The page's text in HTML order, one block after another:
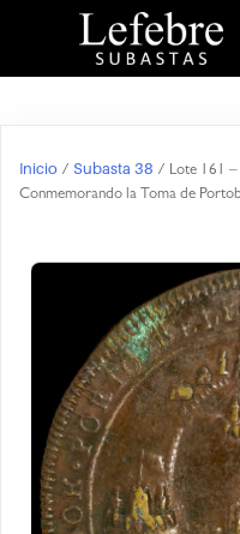
Inicio / Subasta 38 / Lote 161 –
Conmemorando la Toma de